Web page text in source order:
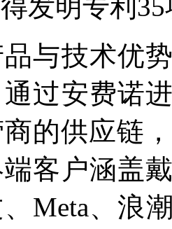
发明专利
与技术优
过安费诺
的供应链
客户涵盖
Meta、浪